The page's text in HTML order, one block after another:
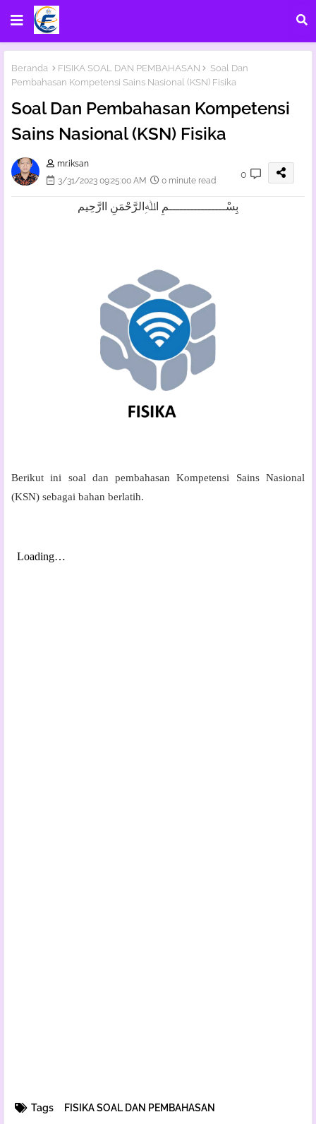
Beranda FISIKA SOAL DAN PEMBAHASAN
Soal Dan
Pembahasan Kompetensi Sains Nasional (KSN) Fisika
Soal Dan Pembahasan Kompetensi
Sains Nasional (KSN) Fisika
mr.iksan
3/31/2023 09:25:00 AM
0 minute read
0
بِسْــــــــــــــــمِ اﷲِالرَّحْمَنِ اارَّحِيم
Berikut ini soal dan pembahasan Kompetensi Sains Nasional
(KSN) sebagai bahan berlatih.
Tags FISIKA SOAL DAN PEMBAHASAN